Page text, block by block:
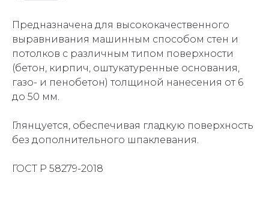
Предназначена для высококачественного
выравнивания машинным способом стен и
потолков с различным типом поверхности
(бетон, кирпич, оштукатуренные основания,
газо- и пенобетон) толщиной нанесения от 6
до 50 мм.
Глянцуется, обеспечивая гладкую поверхность
без дополнительного шпаклевания.
ГОСТ Р 58279-2018